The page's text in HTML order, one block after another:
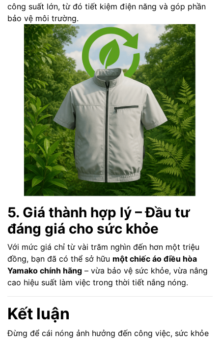
công suất lớn, từ đó tiết kiệm điện năng và góp phần
bảo vệ môi trường.
5. Giá thành hợp lý – Đầu tư
đáng giá cho sức khỏe
Với mức giá chỉ từ vài trăm nghìn đến hơn một triệu
đồng, bạn đã có thể sở hữu một chiếc áo điều hòa
Yamako chính hãng – vừa bảo vệ sức khỏe, vừa nâng
cao hiệu suất làm việc trong thời tiết nắng nóng.
Kết luận
Đừng để cái nóng ảnh hưởng đến công việc, sức khỏe